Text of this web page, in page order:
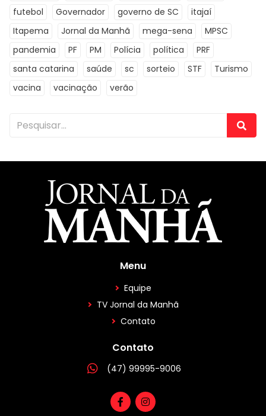
futebol
Governador governo de SC
itajaí
Itapema
Jornal da Manhã mega-sena
MPSC
pandemia
PF PM Polícia política
PRF
santa catarina
saúde sc sorteio STF
Turismo
vacina
vacinação verão
Menu
Equipe
TV Jornal da Manhã
Contato
Contato
(47) 99995-9006